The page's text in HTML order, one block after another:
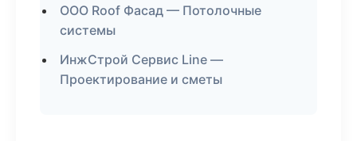
ООО Roof Фасад — Потолочные
системы
ИнжСтрой Сервис Line —
Проектирование и сметы